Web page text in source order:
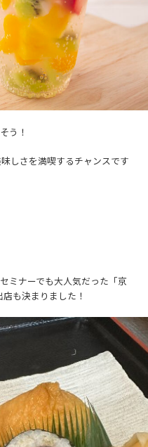
う！
しさを満喫するチャンスです
ミナーでも大人気だった「京
も決まりました！